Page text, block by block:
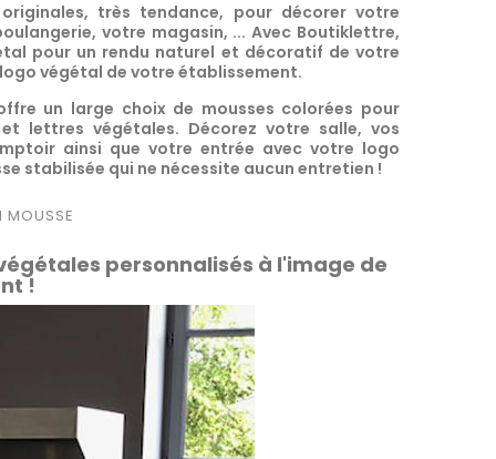
très tendance, pour décorer votre
votre magasin, ... Avec Boutiklettre,
pour un rendu naturel et décoratif de votre
végétal de votre établissement.
un large choix de mousses colorées pour
lettres végétales. Décorez votre salle, vos
ainsi que votre entrée avec votre logo
stabilisée qui ne nécessite aucun entretien !
MOUSSE
personnalisés à l'image de
!